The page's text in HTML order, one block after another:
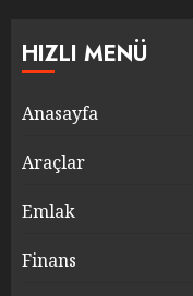
HIZLI MENÜ
Anasayfa
Araçlar
Emlak
Finans